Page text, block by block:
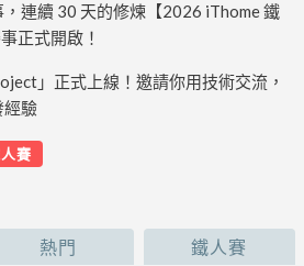
連續 30 天的修煉【2026 iThome 鐵
正式開啟！
」正式上線！邀請你用技術交流，
經驗
賽
熱門 鐵人賽